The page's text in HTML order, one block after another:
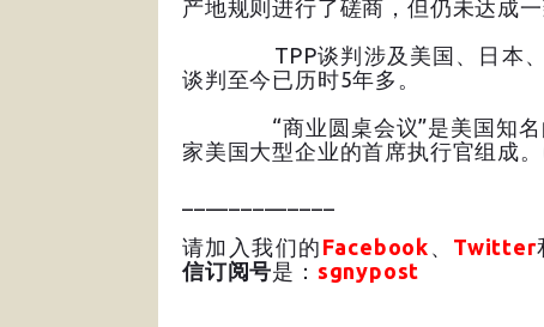
产地规则进行了磋商，但仍未达成一
TPP谈判涉及美国、日本、澳
谈判至今已历时5年多。
“商业圆桌会议”是美国知名的
家美国大型企业的首席执行官组成
请加入我们的 Facebook 、 Twitter
信订阅号是： sgnypost